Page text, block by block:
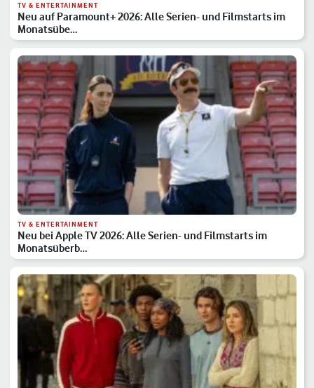
TV & ENTERTAINMENT
Neu auf Paramount+ 2026: Alle Serien- und Filmstarts im
Monatsübe…
TV & ENTERTAINMENT
Neu bei Apple TV 2026: Alle Serien- und Filmstarts im
Monatsüberb…